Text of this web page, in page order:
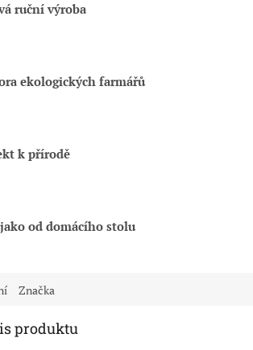
ruční výroba
ekologických farmářů
k přírodě
od domácího stolu
Značka
produktu